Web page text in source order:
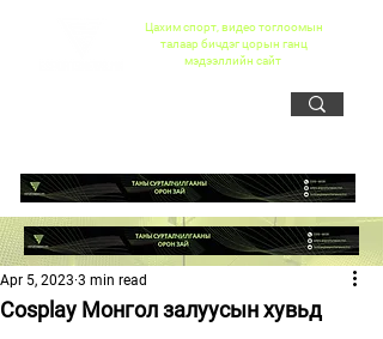
Цахим спорт, видео тоглоомын
талаар бичдэг цорын ганц
мэдээллийн сайт
Cosplay Монгол залуусын хувьд
Apr 5, 2023 3 min read